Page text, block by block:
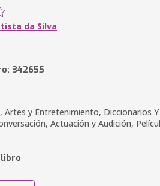
da Silva
342655
Artes y Entretenimiento, Diccionarios Y
Actuación y Audición,
libro